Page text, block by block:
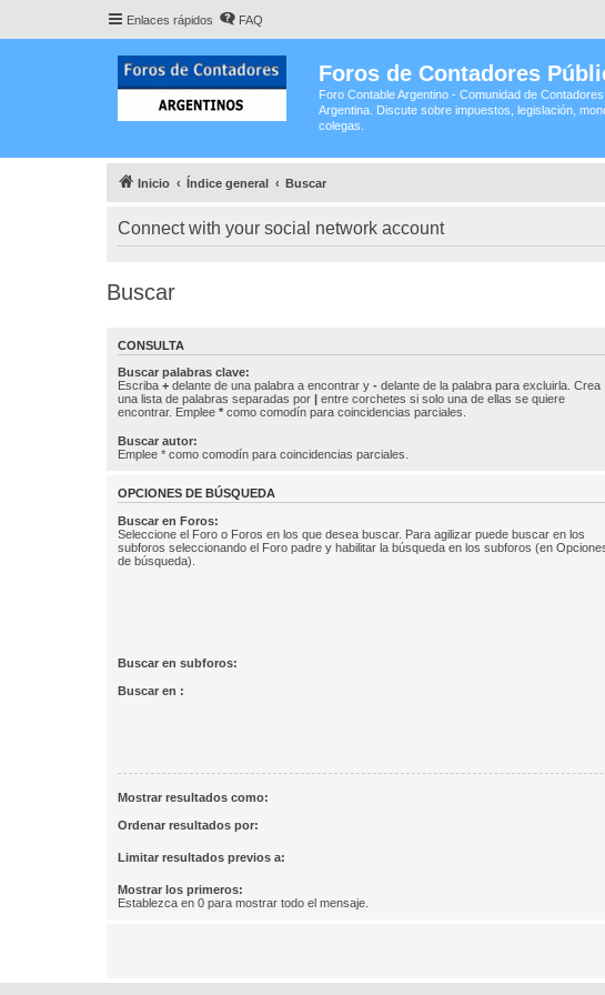
Enlaces rápidos FAQ
Foros de Contadores
Foro Contable Argentino - Comunidad de
Argentina. Discute sobre impuestos, legislación,
colegas.
Inicio Índice general Buscar
Connect with your social network account
Buscar
CONSULTA
Buscar palabras clave:
Escriba + delante de una palabra a encontrar y - delante de la palabra para excluirla. Crea
una lista de palabras separadas por | entre corchetes si solo una de ellas se quiere
encontrar. Emplee * como comodín para coincidencias parciales.
Buscar autor:
Emplee * como comodín para coincidencias parciales.
OPCIONES DE BÚSQUEDA
Buscar en Foros:
Seleccione el Foro o Foros en los que desea buscar. Para agilizar puede buscar en los
subforos seleccionando el Foro padre y habilitar la búsqueda en los subforos (en
de búsqueda).
Buscar en subforos:
Buscar en :
Mostrar resultados como:
Ordenar resultados por:
Limitar resultados previos a:
Mostrar los primeros:
Establezca en 0 para mostrar todo el mensaje.